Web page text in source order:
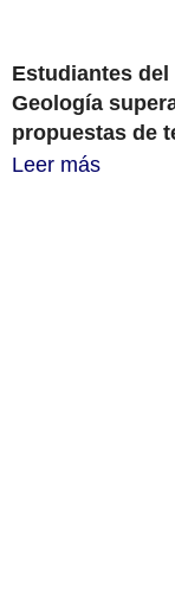
Estudiantes
Geología
propuestas de
Leer más